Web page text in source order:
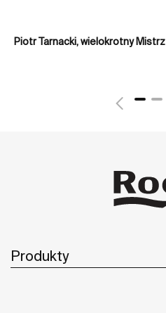
Piotr Tarnacki, wielokrotny Mistrz
Produkty